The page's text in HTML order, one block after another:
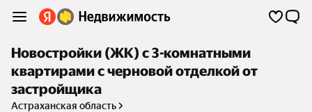
Новостройки (ЖК) с 3-комнатными
квартирами с черновой отделкой от
застройщика
Астраханская область